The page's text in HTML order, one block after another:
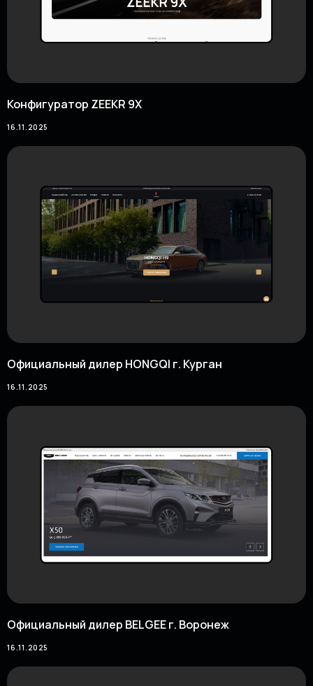
Конфигуратор ZEEKR 9X
16.11.2025
Официальный дилер HONGQI г. Курган
16.11.2025
Официальный дилер BELGEE г. Воронеж
16.11.2025